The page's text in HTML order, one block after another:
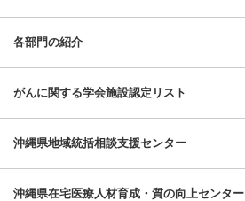
各部門の紹介
がんに関する学会施設認定リスト
沖縄県地域統括相談支援センター
沖縄県在宅医療人材育成・質の向上センター